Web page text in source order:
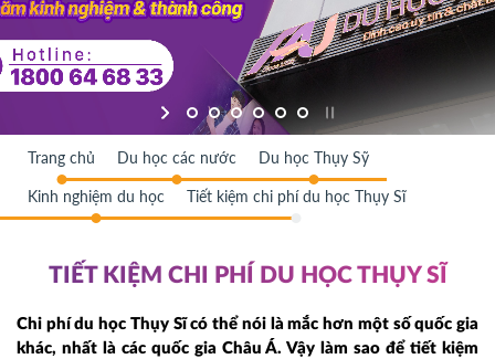
Trang chủ Du học các nước Du học Thụy Sỹ
Kinh nghiệm du học Tiết kiệm chi phí du học Thụy Sĩ
TIẾT KIỆM CHI PHÍ DU HỌC THỤY SĨ
Chi phí du học Thụy Sĩ có thể nói là mắc hơn một số quốc gia
khác, nhất là các quốc gia Châu Á. Vậy làm sao để tiết kiệm